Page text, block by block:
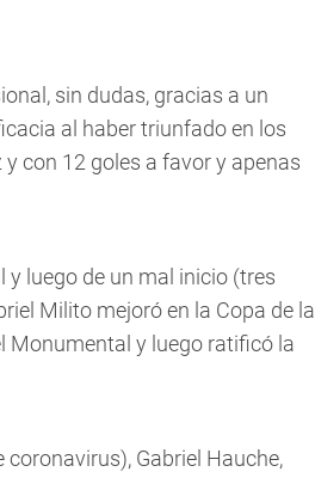
sin dudas, gracias a un
al haber triunfado en los
con 12 goles a favor y apenas
luego de un mal inicio (tres
Milito mejoró en la Copa de la
Monumental y luego ratificó la
Gabriel Hauche,